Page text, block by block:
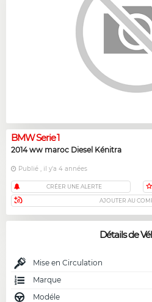
BMW Serie 1
2014 ww maroc Diesel Kénitra
Publié , il y'a 4 années
CRÉER UNE ALERTE
AJOUTER AU
Détails de
Mise en Circulation
Marque
Modéle